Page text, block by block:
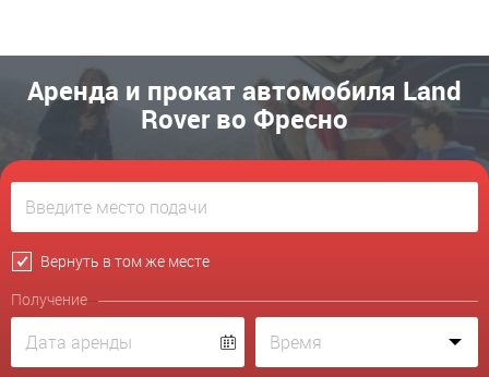
Аренда и прокат автомобиля Land
Rover во Фресно
Вернуть в том же месте
Получение